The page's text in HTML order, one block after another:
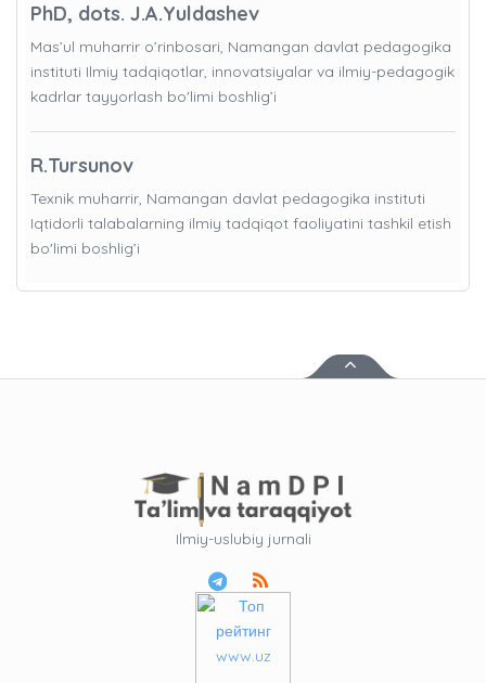
PhD, dots. J.A.Yuldashev
Mas’ul muharrir o’rinbosari, Namangan davlat pedagogika
instituti Ilmiy tadqiqotlar, innovatsiyalar va ilmiy-pedagogik
kadrlar tayyorlash bo'limi boshlig’i
R.Tursunov
Texnik muharrir, Namangan davlat pedagogika instituti
Iqtidorli talabalarning ilmiy tadqiqot faoliyatini tashkil etish
bo'limi boshlig’i
Ilmiy-uslubiy jurnali